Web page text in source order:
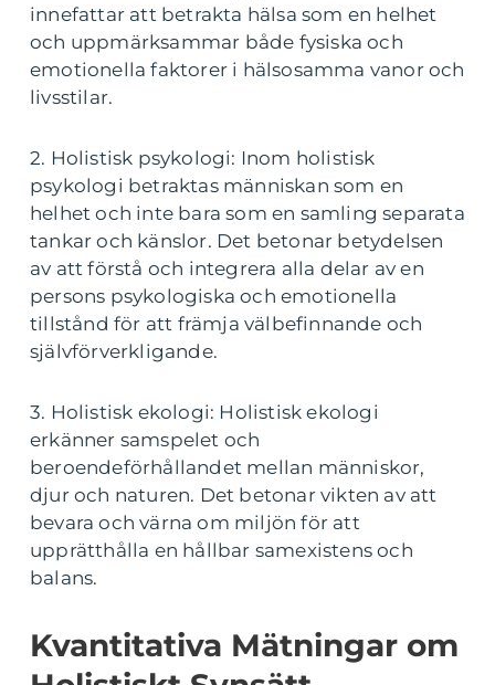
innefattar att betrakta hälsa som en helhet
och uppmärksammar både fysiska och
emotionella faktorer i hälsosamma vanor och
livsstilar.
2. Holistisk psykologi: Inom holistisk
psykologi betraktas människan som en
helhet och inte bara som en samling separata
tankar och känslor. Det betonar betydelsen
av att förstå och integrera alla delar av en
persons psykologiska och emotionella
tillstånd för att främja välbefinnande och
självförverkligande.
3. Holistisk ekologi: Holistisk ekologi
erkänner samspelet och
beroendeförhållandet mellan människor,
djur och naturen. Det betonar vikten av att
bevara och värna om miljön för att
upprätthålla en hållbar samexistens och
balans.
Kvantitativa Mätningar om